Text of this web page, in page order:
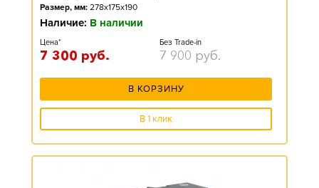
Размер, мм: 278x175x190
Наличие: В наличии
Цена*
7 300 руб.
Без Trade-in
7 900 руб.
В КОРЗИНУ
В 1 клик